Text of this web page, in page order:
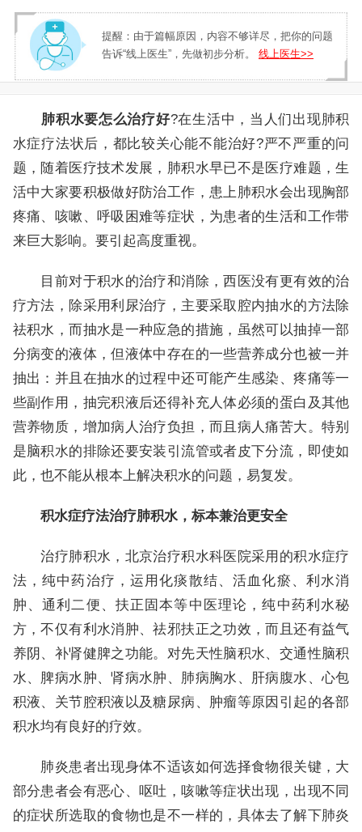
提醒：由于篇幅原因，内容不够详尽，把你的问题
告诉“线上医生”，先做初步分析。 线上医生>>
肺积水要怎么治疗好?在生活中，当人们出现肺积
水症疗法状后，都比较关心能不能治好?严不严重的问
题，随着医疗技术发展，肺积水早已不是医疗难题，生
活中大家要积极做好防治工作，患上肺积水会出现胸部
疼痛、咳嗽、呼吸困难等症状，为患者的生活和工作带
来巨大影响。要引起高度重视。
目前对于积水的治疗和消除，西医没有更有效的治
疗方法，除采用利尿治疗，主要采取腔内抽水的方法除
祛积水，而抽水是一种应急的措施，虽然可以抽掉一部
分病变的液体，但液体中存在的一些营养成分也被一并
抽出：并且在抽水的过程中还可能产生感染、疼痛等一
些副作用，抽完积液后还得补充人体必须的蛋白及其他
营养物质，增加病人治疗负担，而且病人痛苦大。特别
是脑积水的排除还要安装引流管或者皮下分流，即使如
此，也不能从根本上解决积水的问题，易复发。
积水症疗法治疗肺积水，标本兼治更安全
治疗肺积水，北京治疗积水科医院采用的积水症疗
法，纯中药治疗，运用化痰散结、活血化瘀、利水消
肿、通利二便、扶正固本等中医理论，纯中药利水秘
方，不仅有利水消肿、祛邪扶正之功效，而且还有益气
养阴、补肾健脾之功能。对先天性脑积水、交通性脑积
水、脾病水肿、肾病水肿、肺病胸水、肝病腹水、心包
积液、关节腔积液以及糖尿病、肿瘤等原因引起的各部
积水均有良好的疗效。
肺炎患者出现身体不适该如何选择食物很关键，大
部分患者会有恶心、呕吐，咳嗽等症状出现，出现不同
的症状所选取的食物也是不一样的，具体去了解下肺炎